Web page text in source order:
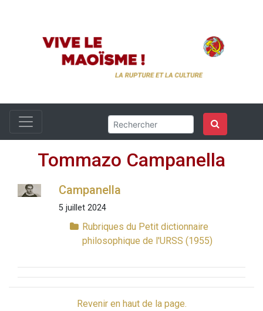
Tommazo Campanella
Campanella
5 juillet 2024
Rubriques du Petit dictionnaire
philosophique de l'URSS (1955)
Revenir en haut de la page.